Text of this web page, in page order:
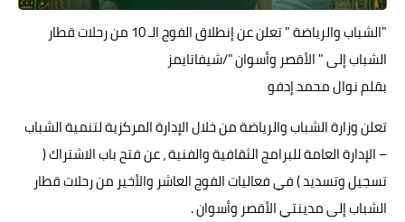
مقالات
"الشباب والرياضة " تعلن عن إنطلاق الفوج الـ 10 من رحلات قطار
الشباب إلى " الأقصر وأسوان "/شيفاتايمز
بقلم نوال محمد إدفو
تعلن وزارة الشباب والرياضة من خلال الإدارة المركزية لتنمية الشباب
– الإدارة العامة للبرامج الثقافية والفنية ، عن فتح باب الاشتراك (
تسجيل وتسديد ) في فعاليات الفوج العاشر والأخير من رحلات قطار
الشباب إلى مدينتي الأقصر وأسوان .